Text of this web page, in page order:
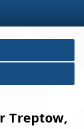
Treptow,